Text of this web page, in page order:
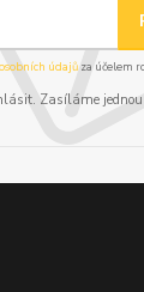
údajůza účelem
Zasíláme